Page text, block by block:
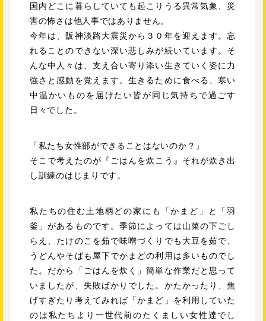
国内どこに暮らしていても起こりうる異常気象、災
害の怖さは他人事ではありません。
今年は、阪神淡路大震災から３０年を迎えます。忘
れることのできない深い悲しみが続いています。そ
んな中人々は、支え合い寄り添い生きていく姿に力
強さと感動を覚えます。生きるために食べる、寒い
中温かいものを届けたい皆が同じ気持ちで過ごす
日々でした。
「私たち女性部ができることはないのか？」
そこで考えたのが『ごはんを炊こう』それが炊き出
し訓練のはじまりです。
私たちの住む土地柄どの家にも「かまど」と「羽
釜」があるものです。季節によっては山菜の下ごし
らえ、たけのこを茹で味噌づくりでも大豆を茹で、
うどんやそばも屋下でかまどの利用は多いものでし
た。だから「ごはんを炊く」簡単な作業だと思って
いましたが、失敗ばかりでした。かたかったり、焦
げすぎたり考えてみれば「かまど」を利用していた
のは私たちより一世代前のたくましい女性達でし